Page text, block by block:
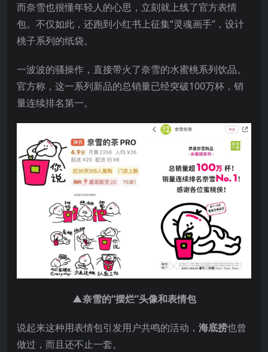
而奈雪也很懂年轻人的心思，立刻就上线了官方表情
包。不仅如此，还跑到小红书上征集“灵魂画手”，设计
桃子系列的纸袋。
一波波的骚操作，直接带火了奈雪的水蜜桃系列饮品。
官方称，这一系列新品的总销量已经突破100万杯，销
量连续排名第一。
▲奈雪的“摆烂”头像和表情包
说起来这种用表情包引发用户共鸣的活动， 海底捞也曾
做过，而且还不止一套。